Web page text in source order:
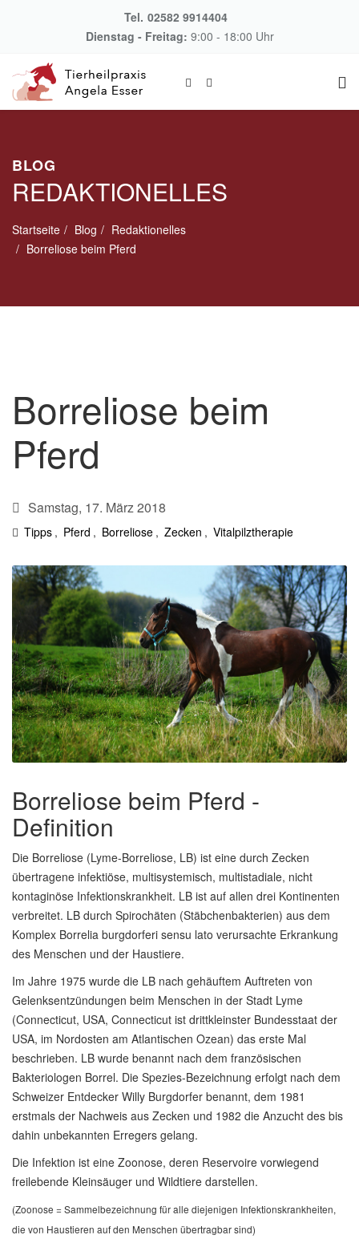
Tel. 02582 9914404
Dienstag - Freitag: 9:00 - 18:00 Uhr
BLOG
REDAKTIONELLES
Startseite Blog
Redaktionelles
Borreliose beim Pferd
Borreliose beim
Pferd
Samstag, 17. März 2018
Tipps , Pferd , Borreliose , Zecken , Vitalpilztherapie
Borreliose beim Pferd -
Definition
Die Borreliose (Lyme-Borreliose, LB) ist eine durch Zecken
übertragene infektiöse, multisystemisch, multistadiale, nicht
kontaginöse Infektionskrankheit. LB ist auf allen drei Kontinenten
verbreitet. LB durch Spirochäten (Stäbchenbakterien) aus dem
Komplex Borrelia burgdorferi sensu lato verursachte Erkrankung
des Menschen und der Haustiere.
Im Jahre 1975 wurde die LB nach gehäuftem Auftreten von
Gelenksentzündungen beim Menschen in der Stadt Lyme
(Connecticut, USA, Connecticut ist drittkleinster Bundesstaat der
USA, im Nordosten am Atlantischen Ozean) das erste Mal
beschrieben. LB wurde benannt nach dem französischen
Bakteriologen Borrel. Die Spezies-Bezeichnung erfolgt nach dem
Schweizer Entdecker Willy Burgdorfer benannt, dem 1981
erstmals der Nachweis aus Zecken und 1982 die Anzucht des bis
dahin unbekannten Erregers gelang.
Die Infektion ist eine Zoonose, deren Reservoire vorwiegend
freilebende Kleinsäuger und Wildtiere darstellen.
(Zoonose = Sammelbezeichnung für alle diejenigen Infektionskrankheiten,
die von Haustieren auf den Menschen übertragbar sind)